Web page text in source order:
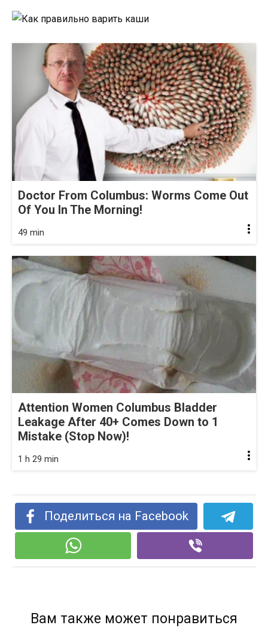
Doctor From Columbus: Worms Come Out
Of You In The Morning!
49 min
Attention Women Columbus Bladder
Leakage After 40+ Comes Down to 1
Mistake (Stop Now)!
1 h 29 min
Поделиться на Facebook
Вам также может понравиться